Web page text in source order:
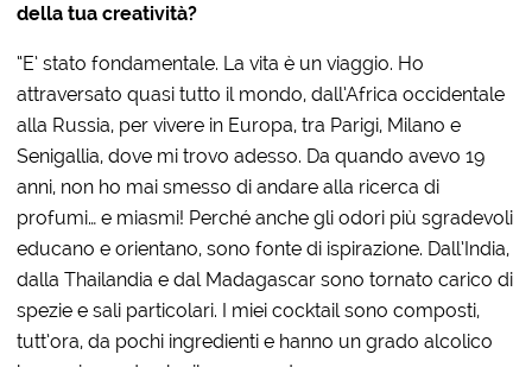
della tua creatività?
“E’ stato fondamentale. La vita è un viaggio. Ho
attraversato quasi tutto il mondo, dall’Africa occidentale
alla Russia, per vivere in Europa, tra Parigi, Milano e
Senigallia, dove mi trovo adesso. Da quando avevo 19
anni, non ho mai smesso di andare alla ricerca di
profumi… e miasmi! Perché anche gli odori più sgradevoli
educano e orientano, sono fonte di ispirazione. Dall’India,
dalla Thailandia e dal Madagascar sono tornato carico di
spezie e sali particolari. I miei cocktail sono composti,
tutt’ora, da pochi ingredienti e hanno un grado alcolico